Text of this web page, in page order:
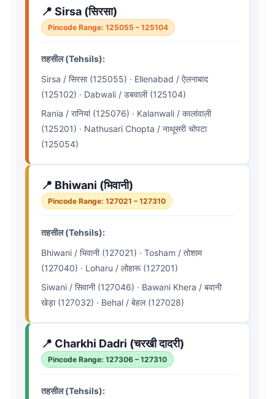
📍 Sirsa (सिरसा)
Pincode Range: 125055 – 125104
तहसील (Tehsils):
Sirsa / सिरसा (125055) · Ellenabad / ऐलनाबाद
(125102) · Dabwali / डबवाली (125104)
Rania / रानियां (125076) · Kalanwali / कालांवाली
(125201) · Nathusari Chopta / नाथूसरी चोपटा
(125054)
📍 Bhiwani (भिवानी)
Pincode Range: 127021 – 127310
तहसील (Tehsils):
Bhiwani / भिवानी (127021) · Tosham / तोशाम
(127040) · Loharu / लोहारू (127201)
Siwani / सिवानी (127046) · Bawani Khera / बवानी
खेड़ा (127032) · Behal / बेहल (127028)
📍 Charkhi Dadri (चरखी दादरी)
Pincode Range: 127306 – 127310
तहसील (Tehsils):